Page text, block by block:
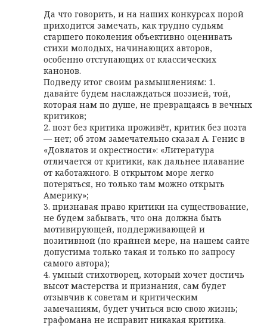
Да что говорить, и на наших конкурсах порой
приходится замечать, как трудно судьям
старшего поколения объективно оценивать
стихи молодых, начинающих авторов,
особенно отступающих от классических
канонов.
Подведу итог своим размышлениям: 1.
давайте будем наслаждаться поэзией, той,
которая нам по душе, не превращаясь в вечных
критиков;
2. поэт без критика проживёт, критик без поэта
— нет; об этом замечательно сказал А. Генис в
«Довлатов и окрестности»: «Литература
отличается от критики, как дальнее плавание
от каботажного. В открытом море легко
потеряться, но только там можно открыть
Америку»;
3. признавая право критики на существование,
не будем забывать, что она должна быть
мотивирующей, поддерживающей и
позитивной (по крайней мере, на нашем сайте
допустима только такая и только по запросу
самого автора);
4. умный стихотворец, который хочет достичь
высот мастерства и признания, сам будет
отзывчив к советам и критическим
замечаниям, будет учиться всю свою жизнь;
графомана не исправит никакая критика.